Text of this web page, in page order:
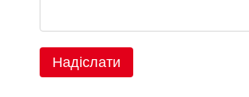
Надіслати